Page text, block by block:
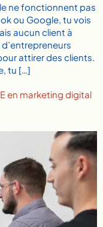
ne fonctionnent pas
ou Google, tu vois
aucun client à
d’entrepreneurs
attirer des clients.
tu […]
en marketing digital